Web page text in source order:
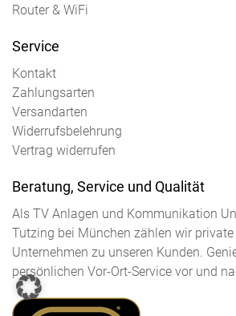
Router & WiFi
Service
Kontakt
Zahlungsarten
Versandarten
Widerrufsbelehrung
Vertrag widerrufen
Beratung, Service und Qualität
Als TV Anlagen und Kommunikation
Tutzing bei München zählen wir
Unternehmen zu unseren Kunden.
persönlichen Vor-Ort-Service vor und